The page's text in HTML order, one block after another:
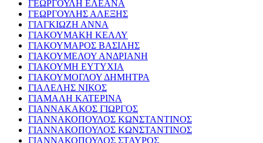
ΓΕΩΡΓΟΥΛΗ ΕΛΕΑΝΑ
ΓΕΩΡΓΟΥΛΗΣ ΑΛΕΞΗΣ
ΓΙΑΓΚΙΩΖΗ ΑΝΝΑ
ΓΙΑΚΟΥΜΑΚΗ ΚΕΛΛΥ
ΓΙΑΚΟΥΜΑΡΟΣ ΒΑΣΙΛΗΣ
ΓΙΑΚΟΥΜΕΛΟΥ ΑΝΔΡΙΑΝΗ
ΓΙΑΚΟΥΜΗ ΕΥΤΥΧΙΑ
ΓΙΑΚΟΥΜΟΓΛΟΥ ΔΗΜΗΤΡΑ
ΓΙΑΛΕΛΗΣ ΝΙΚΟΣ
ΓΙΑΜΑΛΗ ΚΑΤΕΡΙΝΑ
ΓΙΑΝΝΑΚΑΚΟΣ ΓΙΩΡΓΟΣ
ΓΙΑΝΝΑΚΟΠΟΥΛΟΣ ΚΩΝΣΤΑΝΤΙΝΟΣ
ΓΙΑΝΝΑΚΟΠΟΥΛΟΣ ΚΩΝΣΤΑΝΤΙΝΟΣ
ΓΙΑΝΝΑΚΟΠΟΥΛΟΣ ΣΤΑΥΡΟΣ